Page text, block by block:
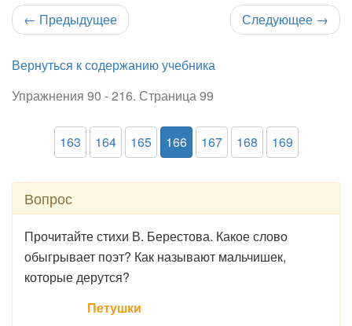
← Предыдущее Следующее →
Вернуться к содержанию учебника
Упражнения 90 - 216. Страница 99
163 164 165 166 167 168 169
Вопрос
Прочитайте стихи В. Берестова. Какое слово
обыгрывает поэт? Как называют мальчишек,
которые дерутся?
Петушки